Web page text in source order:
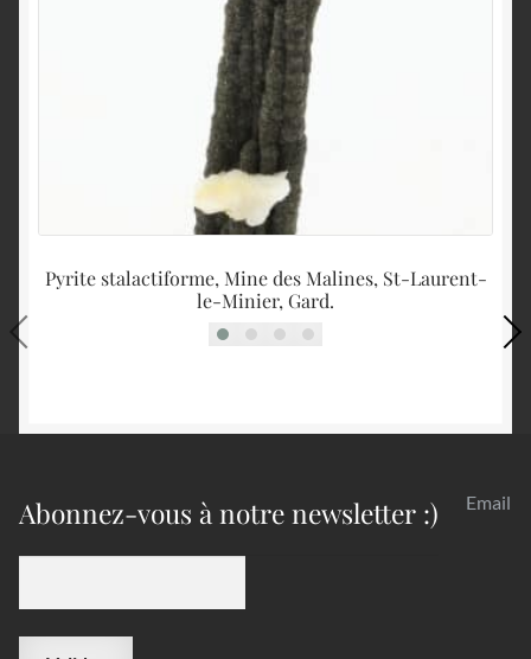
Pyrite stalactiforme, Mine des Malines, St-Laurent-
le-Minier, Gard.
Abonnez-vous à notre newsletter :) Email